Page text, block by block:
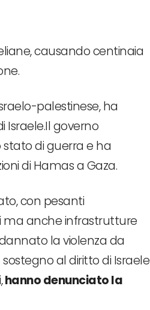
causando centinaia
palestinese, ha
governo
di guerra e ha
di Hamas a Gaza.
con pesanti
ma anche infrastrutture
la violenza da
al diritto di Israele
hanno denunciato la